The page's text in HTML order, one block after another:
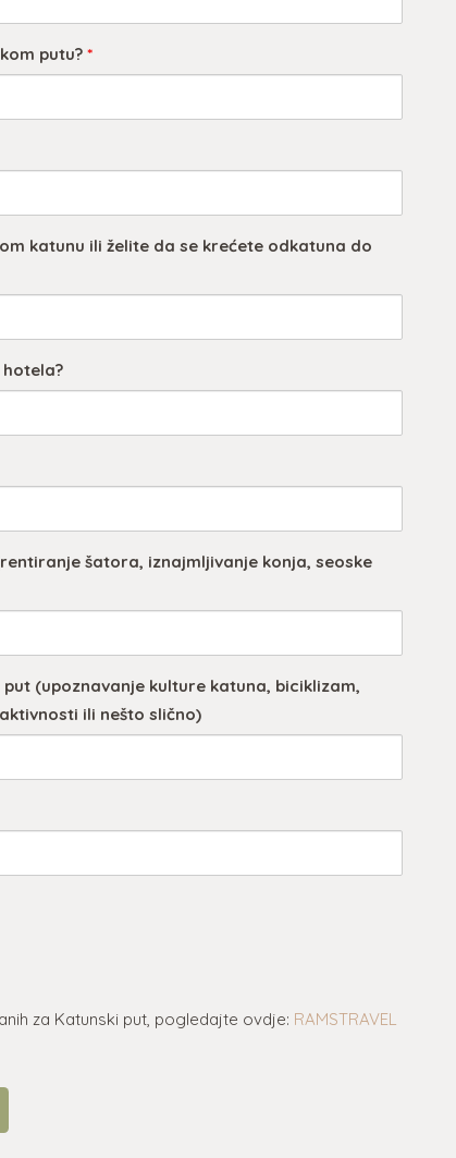
putu? *
katunu ili želite da se krećete odkatuna do
šatora, iznajmljivanje konja, seoske
(upoznavanje kulture katuna, biciklizam,
ili nešto slično)
za Katunski put, pogledajte ovdje: RAMSTRAVEL